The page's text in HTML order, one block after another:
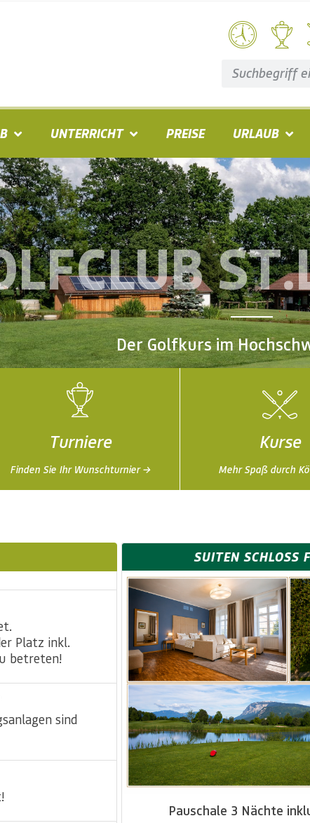
UNTERRICHT PREISE URLAUB
Der Golfkurs im
Turniere
Finden Sie Ihr Wunschturnier →
Kurse
Mehr Spaß durch
Platz inkl.
betreten!
sind
SUITEN SCHLOSS
Pauschale 3 Nächte